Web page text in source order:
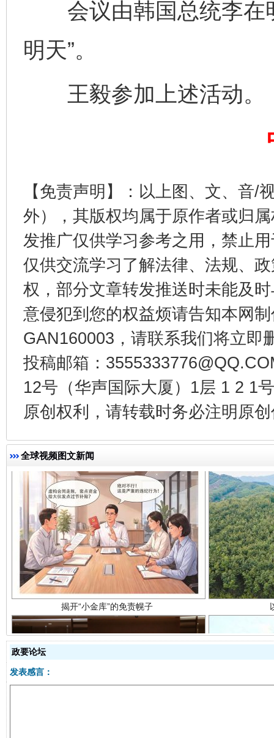
会议由韩国总统李在
明天”。
王毅参加上述活动。
【免责声明】：以上图、文、音/
外），其版权均属于原作者或归
发推广仅供学习参考之用，禁止
仅供交流学习了解法律、法规、
权，部分文章转发推送时未能及
意侵犯到您的权益烦请告知本网
GAN160003，请联系我们将立即
投稿邮箱：
12号（华声国际大厦）1层 1 2 1
原创权利，请转载时务必注明原
全球视频图文新闻
东山县通报“牛蛙产品抗生素超标问题” 法
千年窑火 生生不息 一
揭开“小金库”的免责幌子
受贿1.44亿！段成刚被判无期 从幼
政要论坛
发表感言：